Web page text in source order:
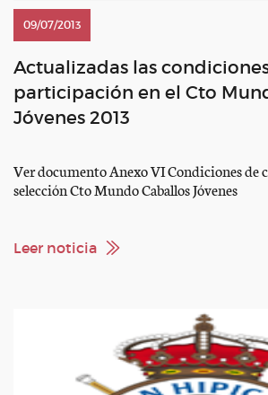
09/07/2013
Actualizadas las
participación en el Cto
Jóvenes 2013
Ver documento Anexo VI Condiciones de
selección Cto Mundo Caballos Jóvenes
Leer noticia